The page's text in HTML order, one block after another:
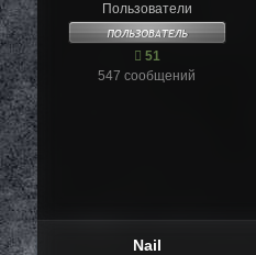
Пользователи
51
547 сообщений
Nail